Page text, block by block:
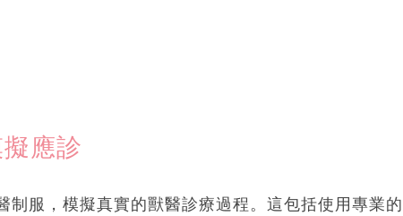
應診
制服，模擬真實的獸醫診療過程。這包括使用專業的